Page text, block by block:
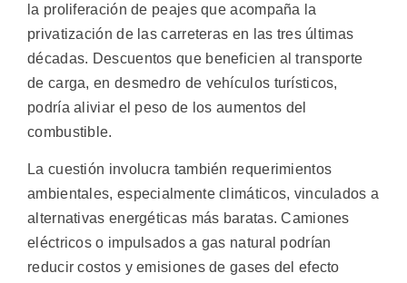
la proliferación de peajes que acompaña la
privatización de las carreteras en las tres últimas
décadas. Descuentos que beneficien al transporte
de carga, en desmedro de vehículos turísticos,
podría aliviar el peso de los aumentos del
combustible.
La cuestión involucra también requerimientos
ambientales, especialmente climáticos, vinculados a
alternativas energéticas más baratas. Camiones
eléctricos o impulsados a gas natural podrían
reducir costos y emisiones de gases del efecto